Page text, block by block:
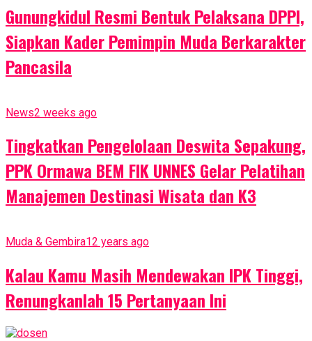
Gunungkidul Resmi Bentuk Pelaksana DPPI,
Siapkan Kader Pemimpin Muda Berkarakter
Pancasila
News2 weeks ago
Tingkatkan Pengelolaan Deswita Sepakung,
PPK Ormawa BEM FIK UNNES Gelar Pelatihan
Manajemen Destinasi Wisata dan K3
Muda & Gembira12 years ago
Kalau Kamu Masih Mendewakan IPK Tinggi,
Renungkanlah 15 Pertanyaan Ini